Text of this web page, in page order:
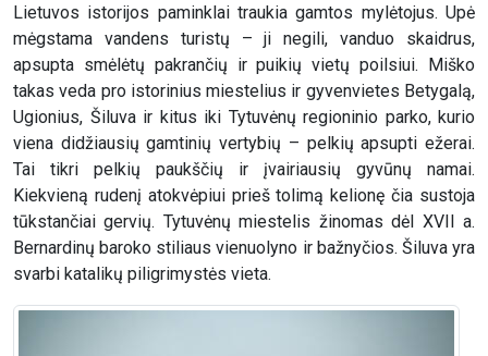
Lietuvos istorijos paminklai traukia gamtos mylėtojus. Upė
mėgstama vandens turistų – ji negili, vanduo skaidrus,
apsupta smėlėtų pakrančių ir puikių vietų poilsiui. Miško
takas veda pro istorinius miestelius ir gyvenvietes Betygalą,
Ugionius, Šiluva ir kitus iki Tytuvėnų regioninio parko, kurio
viena didžiausių gamtinių vertybių – pelkių apsupti ežerai.
Tai tikri pelkių paukščių ir įvairiausių gyvūnų namai.
Kiekvieną rudenį atokvėpiui prieš tolimą kelionę čia sustoja
tūkstančiai gervių. Tytuvėnų miestelis žinomas dėl XVII a.
Bernardinų baroko stiliaus vienuolyno ir bažnyčios. Šiluva yra
svarbi katalikų piligrimystės vieta.